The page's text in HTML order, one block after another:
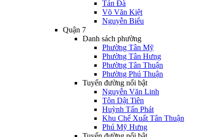
Tản Đà
Võ Văn Kiệt
Nguyễn Biểu
Quận 7
Danh sách phường
Phường Tân Mỹ
Phường Tân Hưng
Phường Tân Thuận
Phường Phú Thuận
Tuyến đường nổi bật
Nguyễn Văn Linh
Tôn Dật Tiên
Huỳnh Tấn Phát
Khu Chế Xuất Tân Thuận
Phú Mỹ Hưng